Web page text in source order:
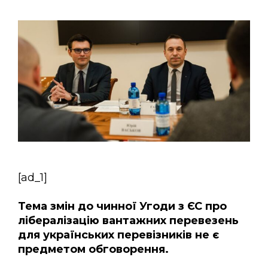
[ad_1]
Тема змін до чинної Угоди з ЄС про
лібералізацію вантажних перевезень
для українських перевізників не є
предметом обговорення.